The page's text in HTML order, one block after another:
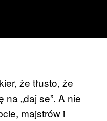
że tłusto, że
„daj se”. A nie
majstrów i